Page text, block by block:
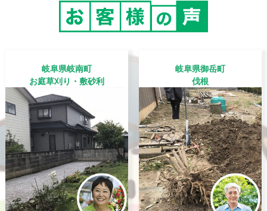
岐阜県岐南町
お庭草刈り・敷砂利
岐阜県御岳町
伐根